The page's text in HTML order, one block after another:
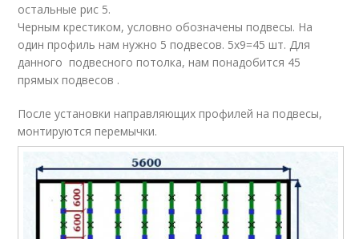
остальные рис 5.
Черным крестиком, условно обозначены подвесы. На
один профиль нам нужно 5 подвесов. 5х9=45 шт. Для
данного подвесного потолка, нам понадобится 45
прямых подвесов .
После установки направляющих профилей на подвесы,
монтируются перемычки.